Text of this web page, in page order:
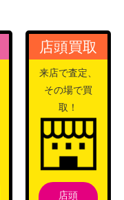
店頭買取
来店で査定、
その場で買
取！
店頭